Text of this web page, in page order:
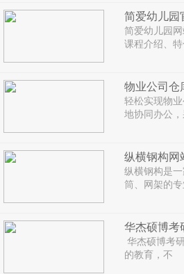
简爱幼儿园
简爱幼儿园网
课程介绍、
物业公司仓
轻松实现物
地协同办公
纵横钢构网
纵横钢构是
筒、网架的专
华杰硕博考
华杰硕博考
的教育，不